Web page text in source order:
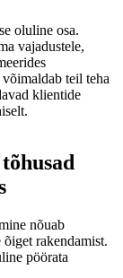
oluline osa.
vajadustele,
teil teha
klientide
nõuab
rakendamist.
pöörata